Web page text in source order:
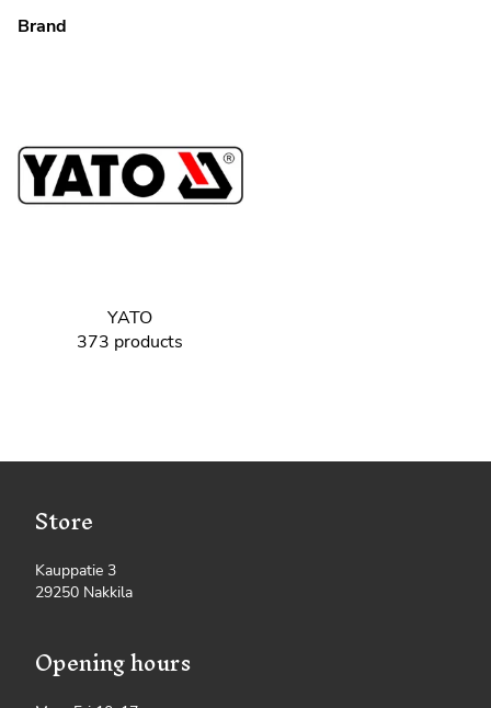
Brand
YATO
373 products
Store
Kauppatie 3
29250 Nakkila
Opening hours